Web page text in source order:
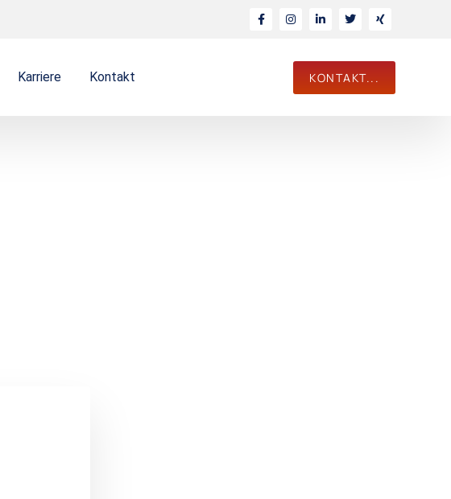
Karriere Kontakt KONTAKT...